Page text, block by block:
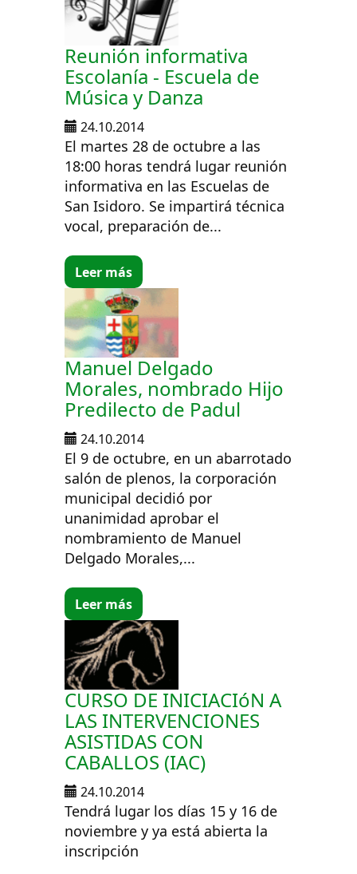
Reunión informativa
Escolanía - Escuela de
Música y Danza
24.10.2014
El martes 28 de octubre a las
18:00 horas tendrá lugar reunión
informativa en las Escuelas de
San Isidoro. Se impartirá técnica
vocal, preparación de...
Leer más
Manuel Delgado
Morales, nombrado Hijo
Predilecto de Padul
24.10.2014
El 9 de octubre, en un abarrotado
salón de plenos, la corporación
municipal decidió por
unanimidad aprobar el
nombramiento de Manuel
Delgado Morales,...
Leer más
CURSO DE INICIACIóN A
LAS INTERVENCIONES
ASISTIDAS CON
CABALLOS (IAC)
24.10.2014
Tendrá lugar los días 15 y 16 de
noviembre y ya está abierta la
inscripción